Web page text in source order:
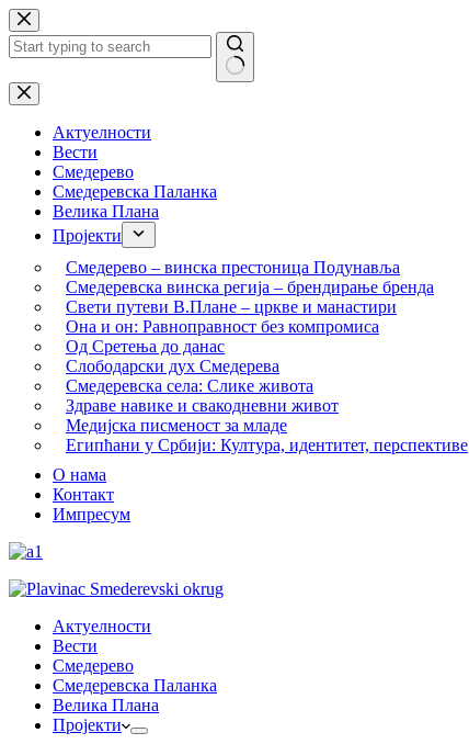
Skip
to
content
No
results
Актуелности
Вести
Смедерево
Смедеревска Паланка
Велика Плана
Пројекти
Смедерево – винска престоница Подунавља
Смедеревска винска регија – брендирање бренда
Свети путеви В.Плане – цркве и манастири
Она и он: Равноправност без компромиса
Од Сретења до данас
Слободарски дух Смедерева
Смедеревска села: Слике живота
Здраве навике и свакодневни живот
Медијска писменост за младе
Египћани у Србији: Култура, идентитет, перспективе
О нама
Контакт
Импресум
Актуелности
Вести
Смедерево
Смедеревска Паланка
Велика Плана
Пројекти